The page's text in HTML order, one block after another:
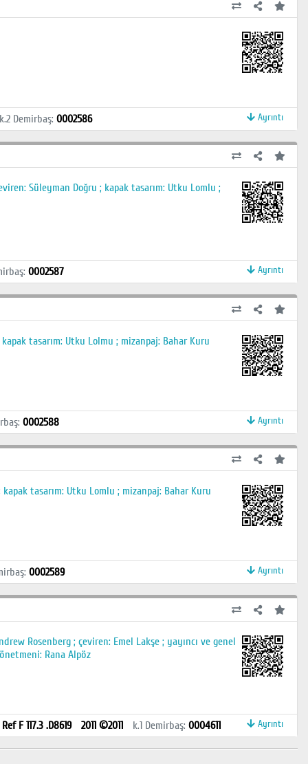
Demirbaş: 0002586 Ayrıntı
Süleyman Doğru ; kapak tasarım: Utku Lomlu ;
: 0002587 Ayrıntı
tasarım: Utku Lolmu ; mizanpaj: Bahar Kuru
: 0002588 Ayrıntı
tasarım: Utku Lomlu ; mizanpaj: Bahar Kuru
: 0002589 Ayrıntı
Rosenberg ; çeviren: Emel Lakşe ; yayıncı ve genel
Rana Alpöz
Ref F 117.3 .D8619 2011 ©2011 k.1 Demirbaş: 0004611 Ayrıntı